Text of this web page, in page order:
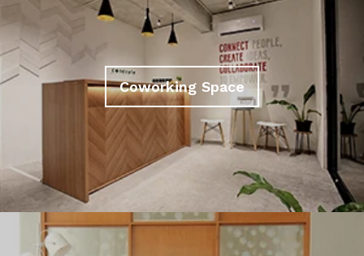
Coworking Space